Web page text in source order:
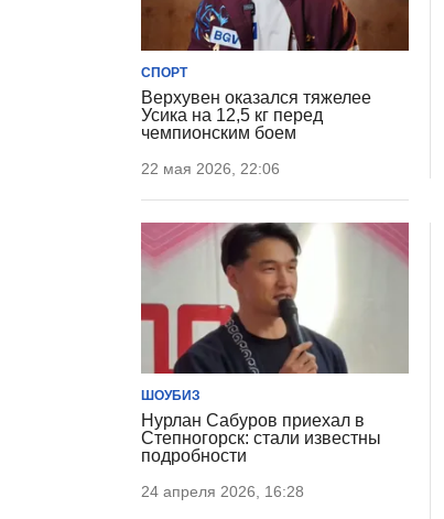
СПОРТ
Верхувен оказался тяжелее
Усика на 12,5 кг перед
чемпионским боем
22 мая 2026, 22:06
ШОУБИЗ
Нурлан Сабуров приехал в
Степногорск: стали известны
подробности
24 апреля 2026, 16:28